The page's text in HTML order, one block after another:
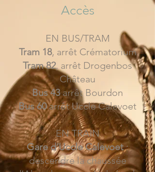
Accès
EN BUS/TRAM
Tram 18, arrêt Crématorium
Tram 82, arrêt Drogenbos
Château
Bus 43arrêt Bourdon
Bus 60arrêt Uccle Calevoet
EN TRAIN
Gare d’Uccle Calevoet:
descendre la chaussée